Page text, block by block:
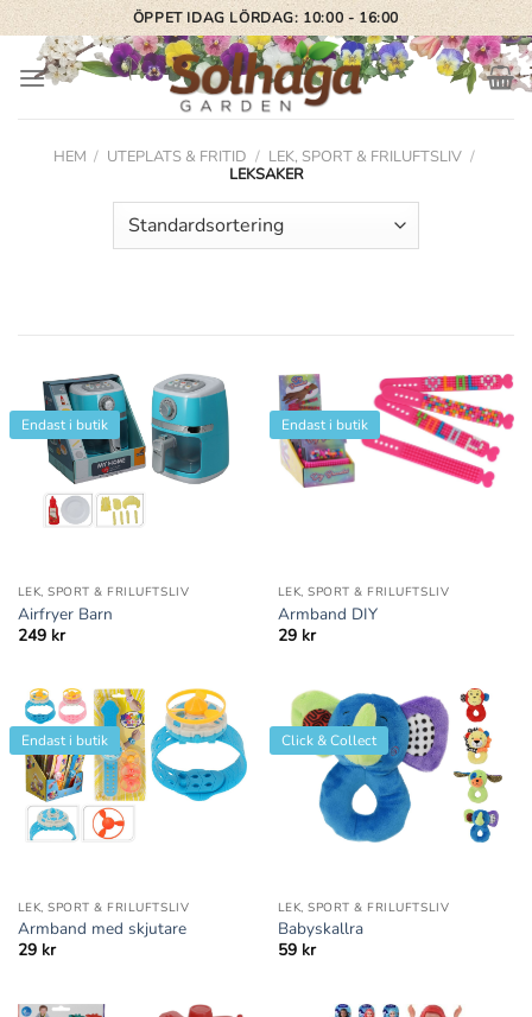
Skip
to
content
ÖPPET IDAG LÖRDAG: 10:00 - 16:00
HEM / UTEPLATS & FRITID / LEK, SPORT & FRILUFTSLIV /
LEKSAKER
Endast i butik
LEK, SPORT & FRILUFTSLIV
Airfryer Barn
249 kr
Endast i butik
LEK, SPORT & FRILUFTSLIV
Armband DIY
29 kr
Endast i butik
LEK, SPORT & FRILUFTSLIV
Armband med skjutare
29 kr
Click & Collect
LEK, SPORT & FRILUFTSLIV
Babyskallra
59 kr